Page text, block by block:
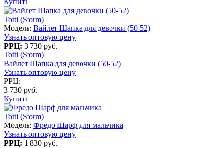
Totti (Storm)
Модель: Вайлет Шапка для девочки (50-52)
Узнать оптовую цену
РРЦ: 3 730 руб.
Totti (Storm)
Вайлет Шапка для девочки (50-52)
Узнать оптовую цену
РРЦ:
3 730 руб.
Купить
Totti (Storm)
Модель: Фредо Шарф для мальчика
Узнать оптовую цену
РРЦ: 1 830 руб.